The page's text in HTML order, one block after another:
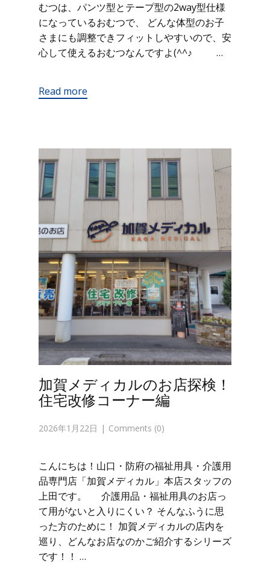
むつは、パンツ型とテープ型の2way型仕様
になっているおむつで、 どんな体型のお子
さまにも調整できフィットしやすいので、安
心して使えるおむつなんですよ(^^♪ …
Read more
加賀メディカルのお店探検！
住宅改修コーナー編
2026年1月22日 Comments (0)
こんにちは！山口・防府の福祉用具・介護用
品専門店「加賀メディカル」本店スタッフの
上田です。 介護用品・福祉用具のお店っ
て用がないと入りにくい？ そんなふうに思
った方のために！ 加賀メディカルの店内を
巡り、どんなお店なのかご紹介するシリーズ
です！！ …